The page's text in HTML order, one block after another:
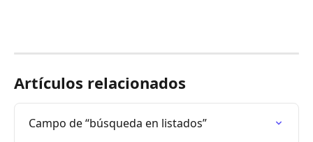
Artículos relacionados
Campo de “búsqueda en listados”